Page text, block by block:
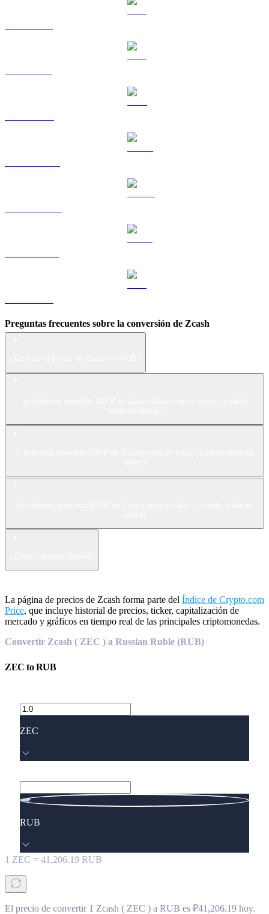
Preguntas frecuentes sobre la conversión de Zcash
La página de precios de Zcash forma parte del Índice de Crypto.com
Price, que incluye historial de precios, ticker, capitalización de
mercado y gráficos en tiempo real de las principales criptomonedas.
Convertir Zcash ( ZEC ) a Russian Ruble (RUB)
ZEC toRUB
ZEC
RUB
1 ZEC = 41,206.19 RUB
El precio de convertir 1 Zcash ( ZEC ) a RUB es ₽41,206.19 hoy.